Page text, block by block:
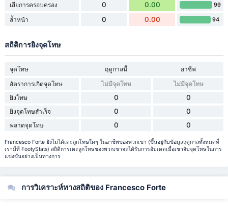
เสียการครอบครอง 0 0.00 99
ล้ำหน้า 0 0.00 94
สถิติการยิงจุดโทษ
จุดโทษ ฤดูกาลนี้
อาชีพ
อัตราการเกิดจุดโทษ
ไม่มีจุดโทษ
ไม่มีจุดโทษ
ยิงโทษ
0 0
ยิงจุดโทษสำเร็จ 0 0
พลาดจุดโทษ 0 0
Francesco Forte ยังไม่ได้เตะลูกโทษใดๆ ในอาชีพของพวกเขา (ขึ้นอยู่กับข้อมูลฤดูกาลทั้งหมดที่
เรามีที่ FootyStats) สถิติการเตะลูกโทษของพวกเขาจะได้รับการอัปเดตเมื่อเขาจับจุดโทษในการ
แข่งขันอย่างเป็นทางการ
การวิเคราะห์ทางสถิติของ Francesco Forte